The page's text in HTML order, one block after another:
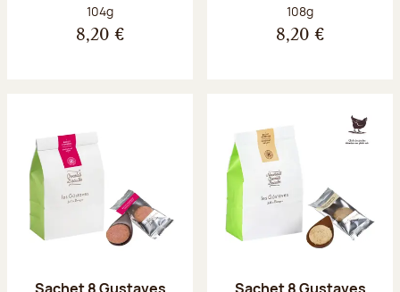
Poids net :
104g
8,20 €
Poids net :
108g
8,20 €